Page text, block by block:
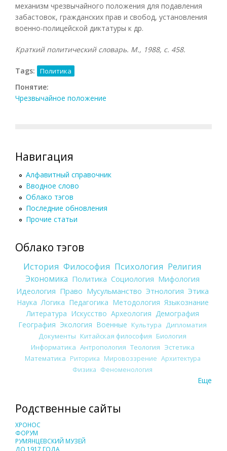
механизм чрезвычайного положения для подавления
забастовок, гражданских прав и свобод, установления
военно-полицейской диктатуры к др.
Краткий политический словарь. М., 1988, с. 458.
Tags: Политика
Понятие:
Чрезвычайное положение
Навигация
Алфавитный справочник
Вводное слово
Облако тэгов
Последние обновления
Прочие статьи
Облако тэгов
История Философия Психология Религия
Экономика Политика Социология Мифология
Идеология Право Мусульманство Этнология Этика
Наука Логика Педагогика Методология Языкознание
Литература Искусство Археология Демография
География Экология Военные Культура
Дипломатия
Документы Китайская философия Биология
Информатика Антропология Теология Эстетика
Математика Риторика Мировоззрение Архитектура
Физика Феноменология
Еще
Родственные сайты
ХРОНОС
ФОРУМ
РУМЯНЦЕВСКИЙ МУЗЕЙ
ДО 1917 ГОДА